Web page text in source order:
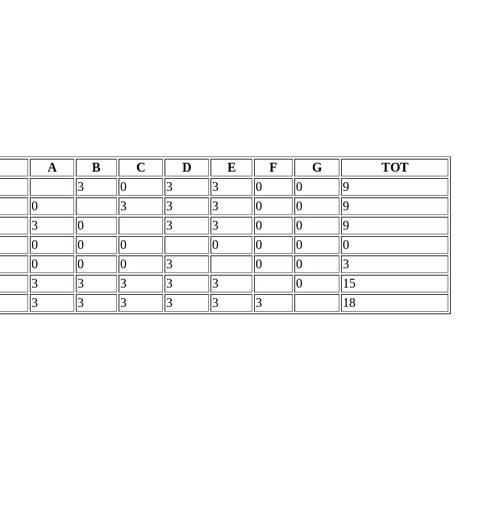
A B C D E F G
TOT
3 0 3 3 0 0
9
0 3 3 3 0 0
9
3 0 3 3 0 0
9
0 0 0 0 0 0
0
0 0 0 3 0 0
3
3 3 3 3 3 0
15
3 3 3 3 3 3 18